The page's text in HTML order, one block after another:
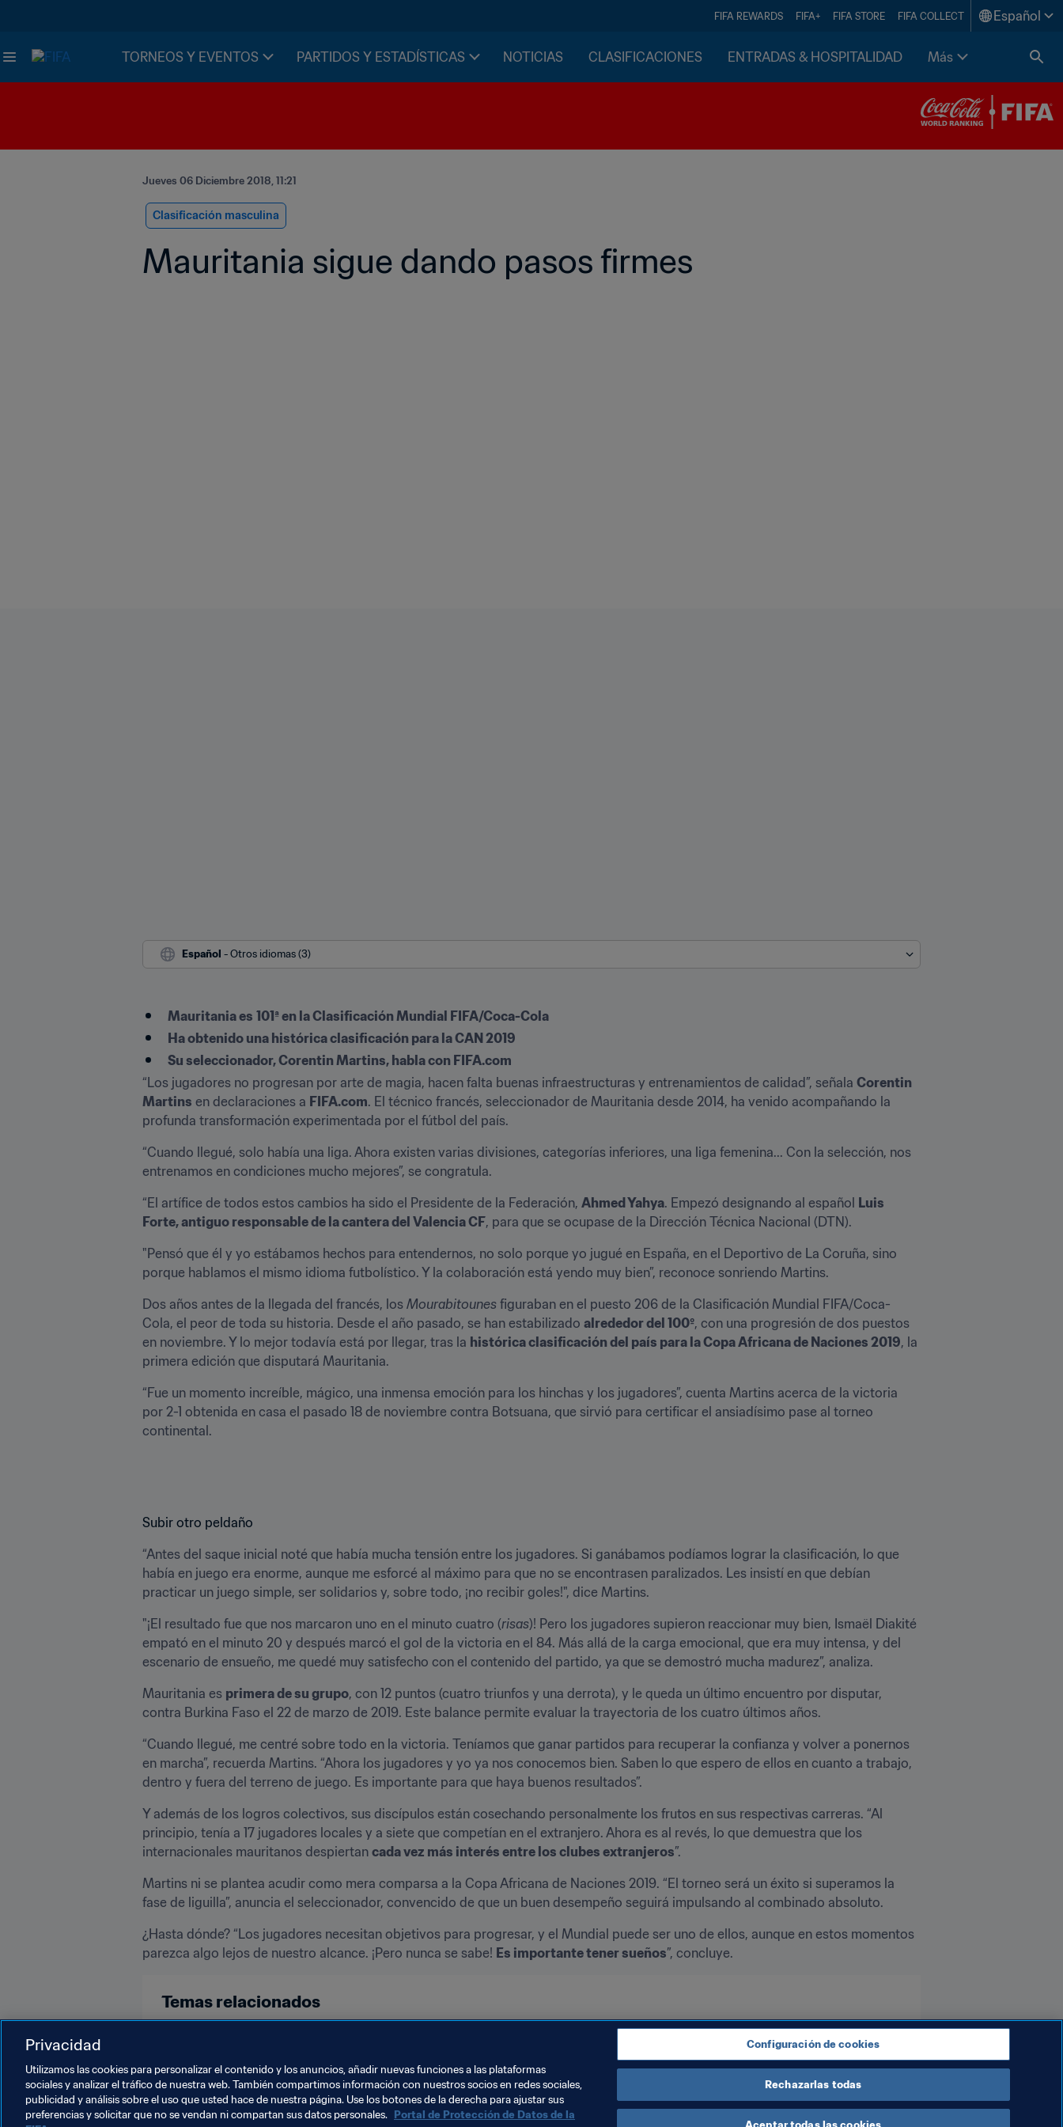
FIFA REWARDS FIFA+ FIFA STORE FIFA COLLECT Español
TORNEOS Y EVENTOS PARTIDOS Y ESTADÍSTICAS NOTICIAS CLASIFICACIONES ENTRADAS & HOSPITALIDAD Más
Jueves 06 Diciembre 2018, 11:21
Clasificación masculina
Mauritania sigue dando pasos firmes
Español - Otros idiomas (3)
Mauritania es 101ª en la Clasificación Mundial FIFA/Coca-Cola
Ha obtenido una histórica clasificación para la CAN 2019
Su seleccionador, Corentin Martins, habla con FIFA.com
“Los jugadores no progresan por arte de magia, hacen falta buenas infraestructuras y entrenamientos de calidad”, señala Corentin
Martins en declaraciones a FIFA.com. El técnico francés, seleccionador de Mauritania desde 2014, ha venido acompañando la
profunda transformación experimentada por el fútbol del país.
“Cuando llegué, solo había una liga. Ahora existen varias divisiones, categorías inferiores, una liga femenina... Con la selección, nos
entrenamos en condiciones mucho mejores”, se congratula.
“El artífice de todos estos cambios ha sido el Presidente de la Federación, Ahmed Yahya. Empezó designando al español
Luis
Forte, antiguo responsable de la cantera del Valencia CF, para que se ocupase de la Dirección Técnica Nacional (DTN).
"Pensó que él y yo estábamos hechos para entendernos, no solo porque yo jugué en España, en el Deportivo de La Coruña, sino
porque hablamos el mismo idioma futbolístico. Y la colaboración está yendo muy bien”, reconoce sonriendo Martins.
Dos años antes de la llegada del francés, los Mourabitounes figuraban en el puesto 206 de la Clasificación Mundial FIFA/Coca-
Cola, el peor de toda su historia. Desde el año pasado, se han estabilizado alrededor del 100º, con una progresión de dos puestos
en noviembre. Y lo mejor todavía está por llegar, tras la histórica clasificación del país para la Copa Africana de Naciones 2019, la
primera edición que disputará Mauritania.
“Fue un momento increíble, mágico, una inmensa emoción para los hinchas y los jugadores”, cuenta Martins acerca de la victoria
por 2-1 obtenida en casa el pasado 18 de noviembre contra Botsuana, que sirvió para certificar el ansiadísimo pase al torneo
continental.
Subir otro peldaño
“Antes del saque inicial noté que había mucha tensión entre los jugadores. Si ganábamos podíamos lograr la clasificación, lo que
había en juego era enorme, aunque me esforcé al máximo para que no se encontrasen paralizados. Les insistí en que debían
practicar un juego simple, ser solidarios y, sobre todo, ¡no recibir goles!", dice Martins.
"¡El resultado fue que nos marcaron uno en el minuto cuatro (risas)! Pero los jugadores supieron reaccionar muy bien, Ismaël Diakité
empató en el minuto 20 y después marcó el gol de la victoria en el 84. Más allá de la carga emocional, que era muy intensa, y del
escenario de ensueño, me quedé muy satisfecho con el contenido del partido, ya que se demostró mucha madurez”, analiza.
Mauritania es primera de su grupo, con 12 puntos (cuatro triunfos y una derrota), y le queda un último encuentro por disputar,
contra Burkina Faso el 22 de marzo de 2019. Este balance permite evaluar la trayectoria de los cuatro últimos años.
“Cuando llegué, me centré sobre todo en la victoria. Teníamos que ganar partidos para recuperar la confianza y volver a ponernos
en marcha”, recuerda Martins. “Ahora los jugadores y yo ya nos conocemos bien. Saben lo que espero de ellos en cuanto a trabajo,
dentro y fuera del terreno de juego. Es importante para que haya buenos resultados”.
Y además de los logros colectivos, sus discípulos están cosechando personalmente los frutos en sus respectivas carreras. “Al
principio, tenía a 17 jugadores locales y a siete que competían en el extranjero. Ahora es al revés, lo que demuestra que los
internacionales mauritanos despiertan cada vez más interés entre los clubes extranjeros”.
Martins ni se plantea acudir como mera comparsa a la Copa Africana de Naciones 2019. “El torneo será un éxito si superamos la
fase de liguilla”, anuncia el seleccionador, convencido de que un buen desempeño seguirá impulsando al combinado absoluto.
¿Hasta dónde? “Los jugadores necesitan objetivos para progresar, y el Mundial puede ser uno de ellos, aunque en estos momentos
parezca algo lejos de nuestro alcance. ¡Pero nunca se sabe! Es importante tener sueños”, concluye.
Temas relacionados
Privacidad
Utilizamos las cookies para personalizar el contenido y los anuncios, añadir nuevas funciones a las plataformas
sociales y analizar el tráfico de nuestra web. También compartimos información con nuestros socios en redes sociales,
publicidad y análisis sobre el uso que usted hace de nuestra página. Use los botones de la derecha para ajustar sus
preferencias y solicitar que no se vendan ni compartan sus datos personales. Portal de Protección de Datos de la
Configuración de cookies
Rechazarlas todas